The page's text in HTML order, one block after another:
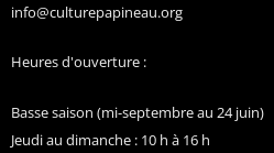
info@culturepapineau.org
Heures d'ouverture :
Basse saison (mi-septembre au 24 juin)
Jeudi au dimanche : 10 h à 16 h